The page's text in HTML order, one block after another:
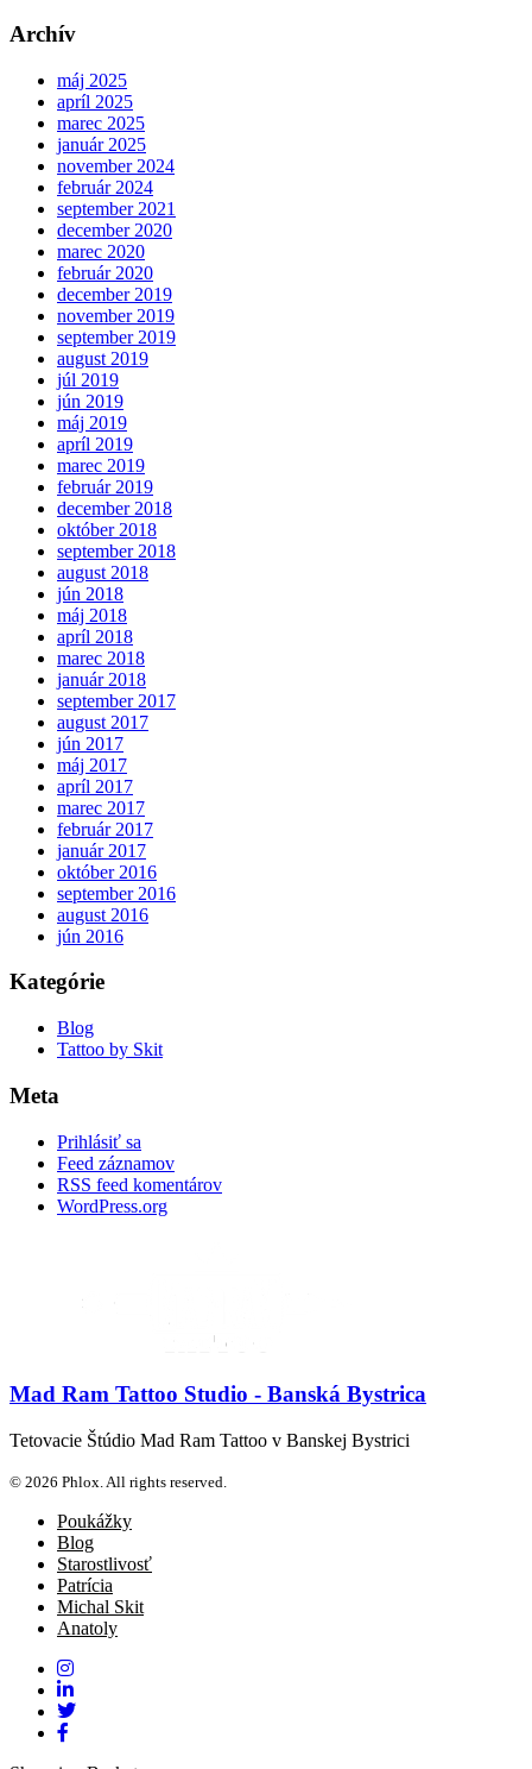
Archív
máj 2025
apríl 2025
marec 2025
január 2025
november 2024
február 2024
september 2021
december 2020
marec 2020
február 2020
december 2019
november 2019
september 2019
august 2019
júl 2019
jún 2019
máj 2019
apríl 2019
marec 2019
február 2019
december 2018
október 2018
september 2018
august 2018
jún 2018
máj 2018
apríl 2018
marec 2018
január 2018
september 2017
august 2017
jún 2017
máj 2017
apríl 2017
marec 2017
február 2017
január 2017
október 2016
september 2016
august 2016
jún 2016
Kategórie
Blog
Tattoo by Skit
Meta
Prihlásiť sa
Feed záznamov
RSS feed komentárov
WordPress.org
Mad Ram Tattoo Studio - Banská Bystrica
Tetovacie Štúdio Mad Ram Tattoo v Banskej Bystrici
© 2026 Phlox. All rights reserved.
Poukážky
Blog
Starostlivosť
Patrícia
Michal Skit
Anatoly